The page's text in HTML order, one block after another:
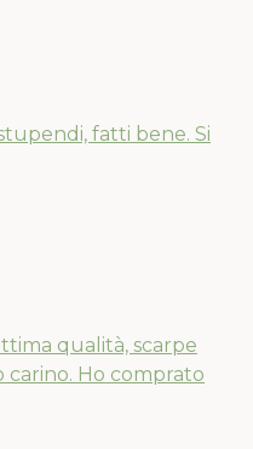
fatti bene. Si
qualità, scarpe
Ho comprato